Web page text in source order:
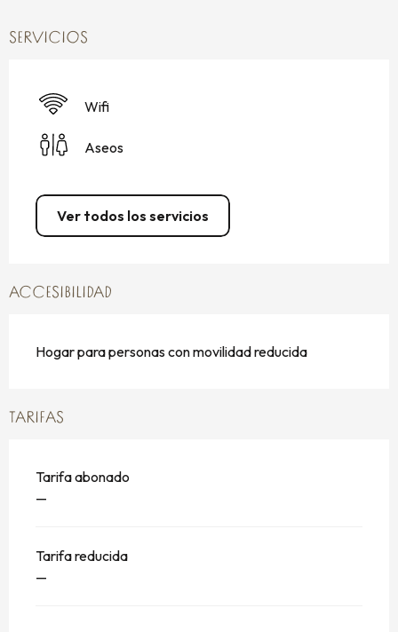
SERVICIOS
Wifi
Aseos
Ver todos los servicios
ACCESIBILIDAD
Hogar para personas con movilidad reducida
TARIFAS
Tarifa abonado
—
Tarifa reducida
—